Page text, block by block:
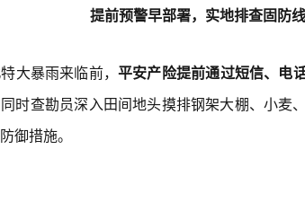
提前预警早部署，实地排查固防线
大暴雨来临前，平安产险提前通过短信、电
同时查勘员深入田间地头摸排钢架大棚、小麦
御措施。